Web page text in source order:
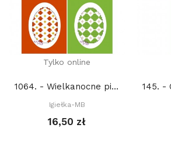
Tylko online
1064. - Wielkanocne pisanki (PDF)
Igiełka-MB
16,50 zł